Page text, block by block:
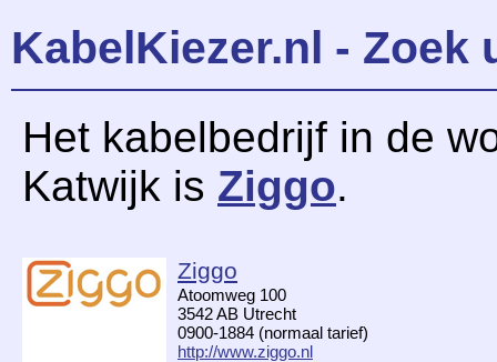
KabelKiezer.nl - Zoek
Het kabelbedrijf in de
Katwijk is Ziggo.
Ziggo
Atoomweg 100
3542 AB Utrecht
0900-1884 (normaal tarief)
http://www.ziggo.nl